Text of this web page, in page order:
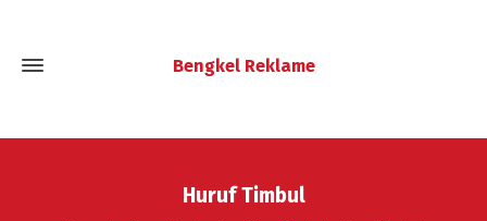
Bengkel Reklame
Huruf Timbul